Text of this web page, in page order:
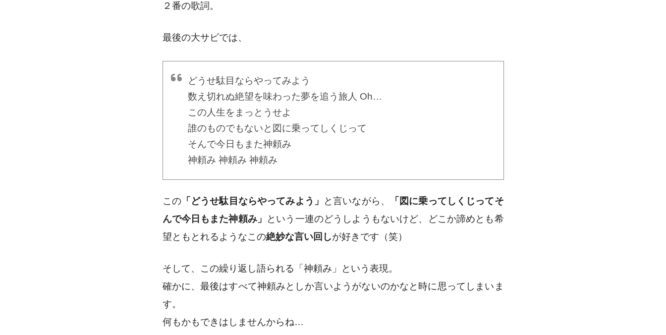
２番の歌詞。
最後の大サビでは、
どうせ駄目ならやってみよう
数え切れぬ絶望を味わった夢を追う旅人 Oh…
この人生をまっとうせよ
誰のものでもないと図に乗ってしくじって
そんで今日もまた神頼み
神頼み 神頼み 神頼み
この「どうせ駄目ならやってみよう」 と言いながら、
「図に乗ってしくじってそ
んで今日もまた神頼み」
という 一連のどうしようもないけど、どこか諦めとも希
望ともとれるようなこの絶妙な言い回しが好きです （笑）
そして、この繰り返し語られる「神頼み」という表現。
確かに、最後はすべて神頼みとしか言いようがないのかなと時に思ってしまいま
す。
何もかもできはしませんからね…